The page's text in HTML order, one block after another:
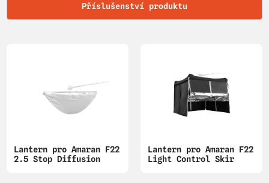
Příslušenství produktu
Lantern pro Amaran F22
2.5 Stop Diffusion
Lantern pro Amaran F22
Light Control Skir